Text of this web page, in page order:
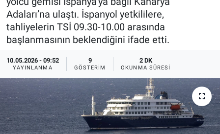
Adaları’na ulaştı. İspanyol yetkililere,
tahliyelerin TSİ 09.30-10.00 arasında
başlanmasının beklendiğini ifade etti.
10.05.2026 - 09:52
YAYINLANMA
9
GÖSTERIM
2 DK
OKUNMA SÜRESI